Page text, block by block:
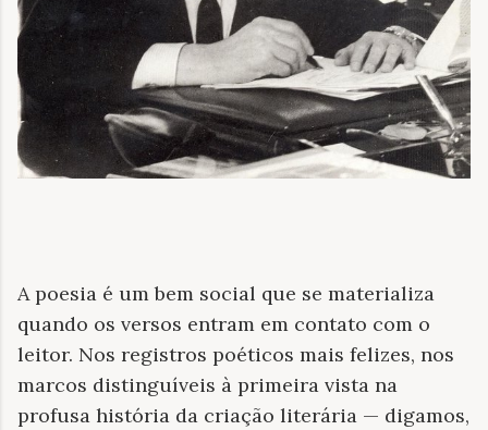
A poesia é um bem social que se materializa
quando os versos entram em contato com o
leitor. Nos registros poéticos mais felizes, nos
marcos distinguíveis à primeira vista na
profusa história da criação literária — digamos,